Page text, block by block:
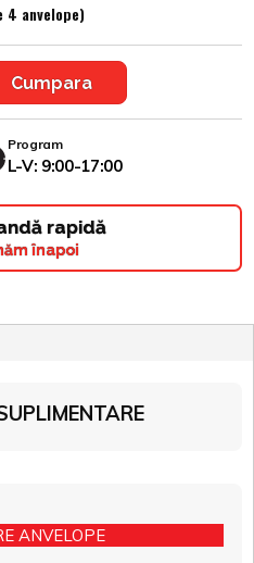
4 anvelope)
Cumpara
Program
L-V: 9:00-17:00
rapidă
înapoi
ANVELOPE